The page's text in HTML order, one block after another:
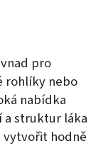
pro
rohlíky nebo
nabídka
struktur láka
vytvořit hodně